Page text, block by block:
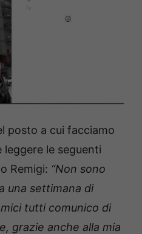
posto a cui facciamo
le seguenti
Remigi: “Non sono
una settimana di
tutti comunico di
grazie anche alla mia